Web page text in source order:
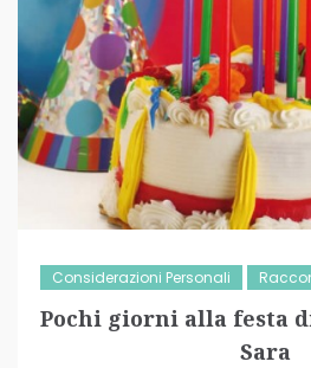
Considerazioni Personali
Pochi giorni alla festa
Sara